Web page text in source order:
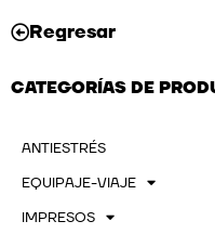
Regresar
CATEGORÍAS DE
ANTIESTRÉS
EQUIPAJE-VIAJE
IMPRESOS